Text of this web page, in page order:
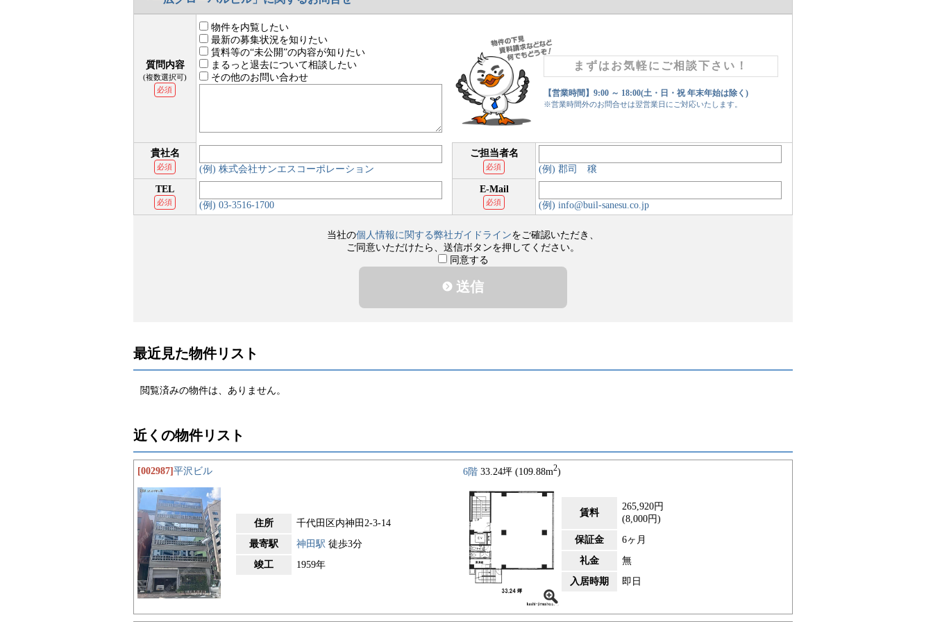
質問内容
(複数選択可)
必須
物件を内覧したい
最新の募集状況を知りたい
賃料等の“未公開”の内容が知りたい
まるっと退去について相談したい
その他のお問い合わせ
まずはお気軽にご相談下さい！
【営業時間】9:00 ～ 18:00(土・日・祝 年末年始は除く)
※営業時間外のお問合せは翌営業日にご対応いたします。
貴社名
必須 (例) 株式会社サンエスコーポレーション
ご担当者名
必須
(例) 郡司 穣
TEL
必須 (例) 03-3516-1700
E-Mail
必須 (例) info@buil-sanesu.co.jp
当社の個人情報に関する弊社ガイドラインをご確認いただき、
ご同意いただけたら、送信ボタンを押してください。
同意する
送信
最近見た物件リスト
閲覧済みの物件は、ありません。
近くの物件リスト
[002987] 平沢ビル 6階 33.24坪 (109.88m2)
住所
千代田区内神田2-3-14
最寄駅
神田駅 徒歩3分
竣工
1959年
賃料
265,920円
(8,000円)
保証金
6ヶ月
礼金
無
入居時期
即日